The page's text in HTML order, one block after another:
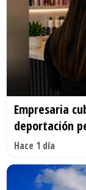
Empresaria
deportación
Hace 1 día